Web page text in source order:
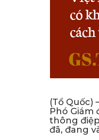
(Tổ Quốc)
Phó Giám
thông
đã, đang